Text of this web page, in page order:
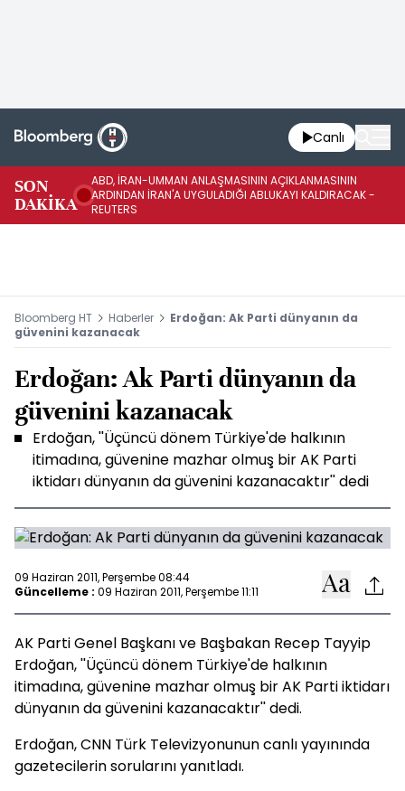
Canlı
SON
DAKİKA
ABD, İRAN-UMMAN ANLAŞMASININ AÇIKLANMASININ
ARDINDAN İRAN'A UYGULADIĞI ABLUKAYI KALDIRACAK -
REUTERS
Bloomberg HT Haberler
Erdoğan: Ak Parti dünyanın da
güvenini kazanacak
Erdoğan: Ak Parti dünyanın da
güvenini kazanacak
Erdoğan, ''Üçüncü dönem Türkiye'de halkının
itimadına, güvenine mazhar olmuş bir AK Parti
iktidarı dünyanın da güvenini kazanacaktır'' dedi
09 Haziran 2011, Perşembe 08:44
Güncelleme : 09 Haziran 2011, Perşembe 11:11
AK Parti Genel Başkanı ve Başbakan Recep Tayyip
Erdoğan, ''Üçüncü dönem Türkiye'de halkının
itimadına, güvenine mazhar olmuş bir AK Parti iktidarı
dünyanın da güvenini kazanacaktır'' dedi.
Erdoğan, CNN Türk Televizyonunun canlı yayınında
gazetecilerin sorularını yanıtladı.